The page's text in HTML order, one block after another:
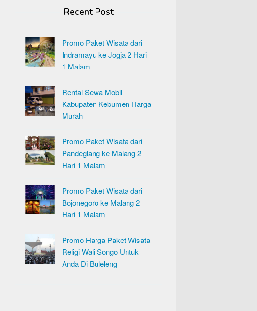
Recent Post
Promo Paket Wisata dari
Indramayu ke Jogja 2 Hari
1 Malam
Rental Sewa Mobil
Kabupaten Kebumen Harga
Murah
Promo Paket Wisata dari
Pandeglang ke Malang 2
Hari 1 Malam
Promo Paket Wisata dari
Bojonegoro ke Malang 2
Hari 1 Malam
Promo Harga Paket Wisata
Religi Wali Songo Untuk
Anda Di Buleleng